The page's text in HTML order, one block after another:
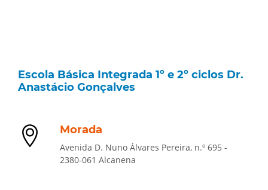
Escola Básica Integrada 1º e 2º ciclos Dr.
Anastácio Gonçalves
Morada
Avenida D. Nuno Álvares Pereira, n.º 695 -
2380-061 Alcanena